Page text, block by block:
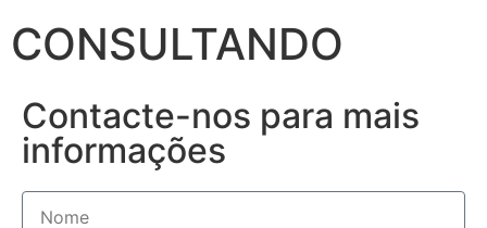
CONSULTANDO
Contacte-nos para mais
informações